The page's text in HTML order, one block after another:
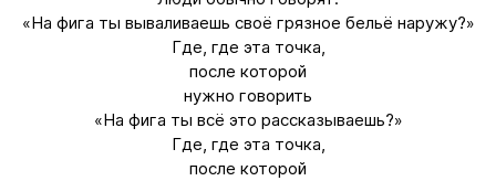
«На фига ты вываливаешь своё грязное бельё наружу?»
Где, где эта точка,
после которой
нужно говорить
«На фига ты всё это рассказываешь?»
Где, где эта точка,
после которой